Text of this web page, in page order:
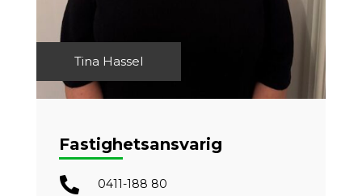
Tina Hassel
Fastighetsansvarig
 0411-188 80